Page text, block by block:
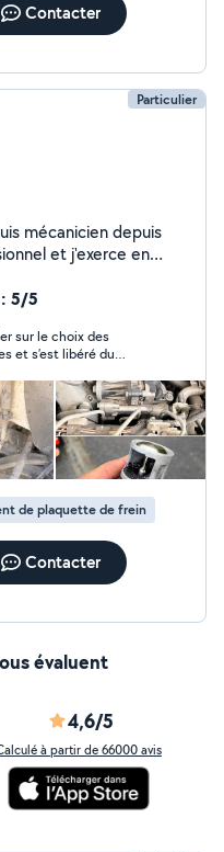
Contacter
Particulier
mécanicien depuis
et j'exerce en
des prestations de
5/5
sur le choix des
et s’est libéré du
une pièce
travail rapide
allez-y les yeux
de plaquette de frein
Contacter
évaluent
4,6/5
à partir de 66000 avis